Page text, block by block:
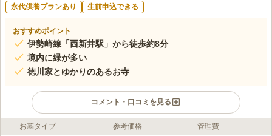
永代供養プランあり 生前申込できる
おすすめポイント
伊勢崎線「西新井駅」から徒歩約8分
境内に緑が多い
徳川家とゆかりのあるお寺
コメント・口コミを見る
ライフドット編集部のコメント
お墓タイプ 参考価格 管理費